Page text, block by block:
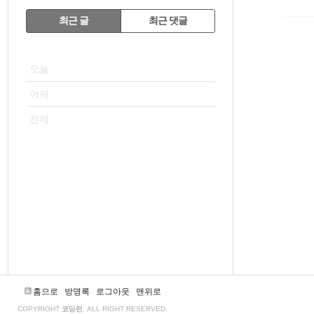
RECENTLY
최근 글 최근 댓글
오늘
어제
전체
홈으로 방명록 로그아웃 맨위로
COPYRIGHT 코딩런 , ALL RIGHT RESERVED.